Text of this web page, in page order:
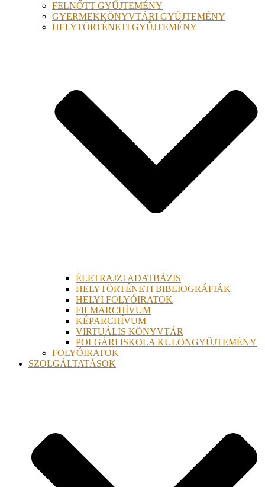
FELNŐTT GYŰJTEMÉNY
GYERMEKKÖNYVTÁRI GYŰJTEMÉNY
HELYTÖRTÉNETI GYŰJTEMÉNY
ÉLETRAJZI ADATBÁZIS
HELYTÖRTÉNETI BIBLIOGRÁFIÁK
HELYI FOLYÓIRATOK
FILMARCHÍVUM
KÉPARCHÍVUM
VIRTUÁLIS KÖNYVTÁR
POLGÁRI ISKOLA KÜLÖNGYŰJTEMÉNY
FOLYÓIRATOK
SZOLGÁLTATÁSOK